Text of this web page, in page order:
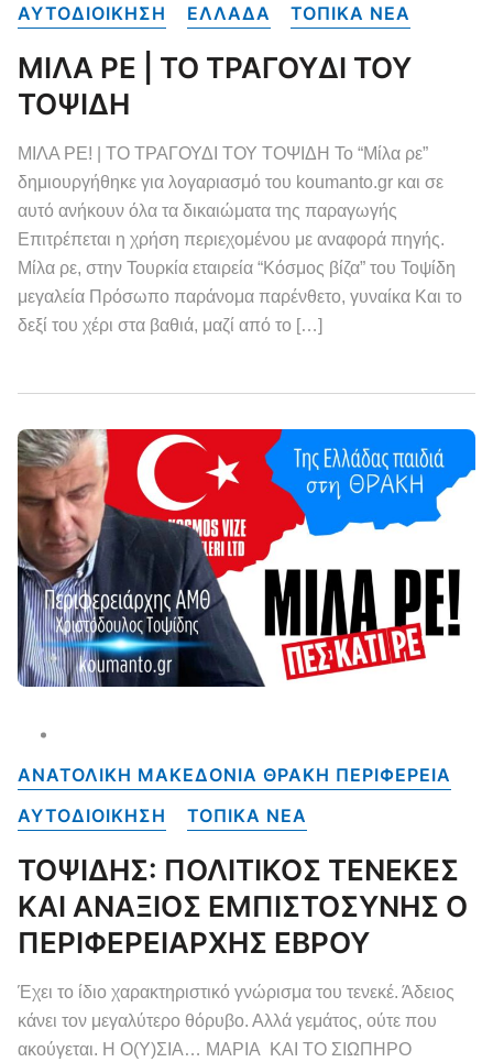
ΑΥΤΟΔΙΟΙΚΗΣΗ
ΕΛΛΑΔΑ ΤΟΠΙΚΑ NEA
ΜΙΛΑ ΡΕ | ΤΟ ΤΡΑΓΟΥΔΙ ΤΟΥ
ΤΟΨΙΔΗ
ΜΙΛΑ ΡΕ! | ΤΟ ΤΡΑΓΟΥΔΙ ΤΟΥ ΤΟΨΙΔΗ Το “Μίλα ρε”
δημιουργήθηκε για λογαριασμό του koumanto.gr και σε
αυτό ανήκουν όλα τα δικαιώματα της παραγωγής
Επιτρέπεται η χρήση περιεχομένου με αναφορά πηγής.
Μίλα ρε, στην Τουρκία εταιρεία “Κόσμος βίζα” του Τοψίδη
μεγαλεία Πρόσωπο παράνομα παρένθετο, γυναίκα Και το
δεξί του χέρι στα βαθιά, μαζί από το […]
ΑΝΑΤΟΛΙΚΗ ΜΑΚΕΔΟΝΙΑ ΘΡΑΚΗ ΠΕΡΙΦΕΡΕΙΑ
ΑΥΤΟΔΙΟΙΚΗΣΗ
ΤΟΠΙΚΑ NEA
ΤΟΨΙΔΗΣ: ΠΟΛΙΤΙΚΟΣ ΤΕΝΕΚΕΣ
ΚΑΙ ΑΝΑΞΙΟΣ ΕΜΠΙΣΤΟΣΥΝΗΣ Ο
ΠΕΡΙΦΕΡΕΙΑΡΧΗΣ ΕΒΡΟΥ
Έχει το ίδιο χαρακτηριστικό γνώρισμα του τενεκέ. Άδειος
κάνει τον μεγαλύτερο θόρυβο. Αλλά γεμάτος, ούτε που
ακούγεται. Η Ο(Υ)ΣΙΑ… ΜΑΡΙΑ ΚΑΙ ΤΟ ΣΙΩΠΗΡΟ